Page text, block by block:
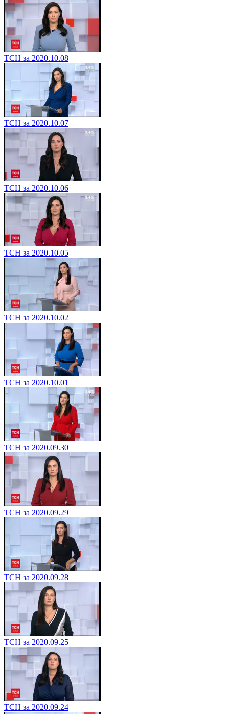
ТСН за 2020.10.08
ТСН за 2020.10.07
ТСН за 2020.10.06
ТСН за 2020.10.05
ТСН за 2020.10.02
ТСН за 2020.10.01
ТСН за 2020.09.30
ТСН за 2020.09.29
ТСН за 2020.09.28
ТСН за 2020.09.25
ТСН за 2020.09.24